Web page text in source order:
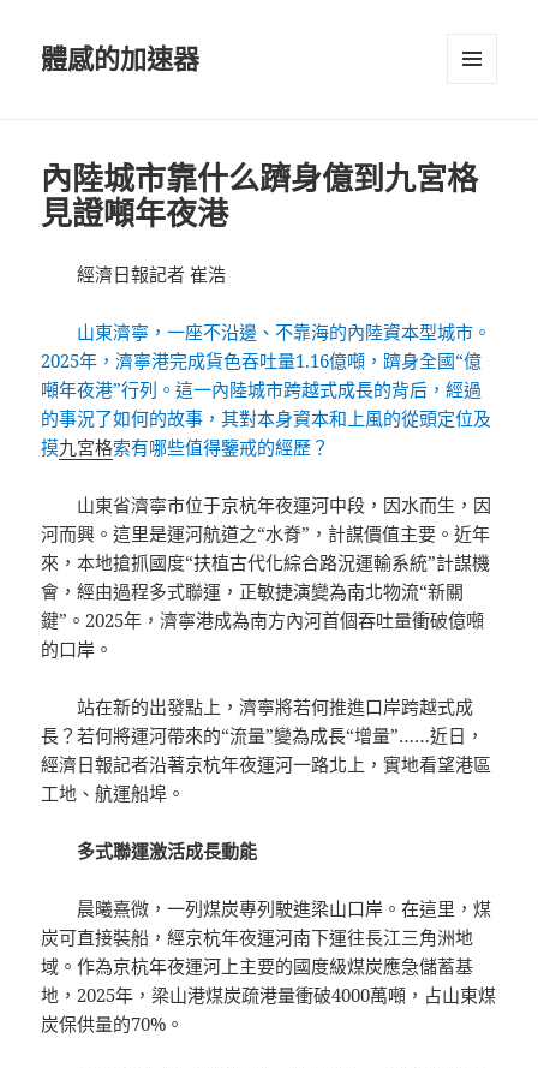
體感的加速器
內陸城市靠什么躋身億到九宮格
見證噸年夜港
經濟日報記者 崔浩
山東濟寧，一座不沿邊、不靠海的內陸資本型城市。
2025年，濟寧港完成貨色吞吐量1.16億噸，躋身全國“億
噸年夜港”行列。這一內陸城市跨越式成長的背后，經過
的事況了如何的故事，其對本身資本和上風的從頭定位及
摸九宮格索有哪些值得鑒戒的經歷？
山東省濟寧市位于京杭年夜運河中段，因水而生，因
河而興。這里是運河航道之“水脊”，計謀價值主要。近年
來，本地搶抓國度“扶植古代化綜合路況運輸系統”計謀機
會，經由過程多式聯運，正敏捷演變為南北物流“新關
鍵”。2025年，濟寧港成為南方內河首個吞吐量衝破億噸
的口岸。
站在新的出發點上，濟寧將若何推進口岸跨越式成
長？若何將運河帶來的“流量”變為成長“增量”……近日，
經濟日報記者沿著京杭年夜運河一路北上，實地看望港區
工地、航運船埠。
多式聯運激活成長動能
晨曦熹微，一列煤炭專列駛進梁山口岸。在這里，煤
炭可直接裝船，經京杭年夜運河南下運往長江三角洲地
域。作為京杭年夜運河上主要的國度級煤炭應急儲蓄基
地，2025年，梁山港煤炭疏港量衝破4000萬噸，占山東煤
炭保供量的70%。